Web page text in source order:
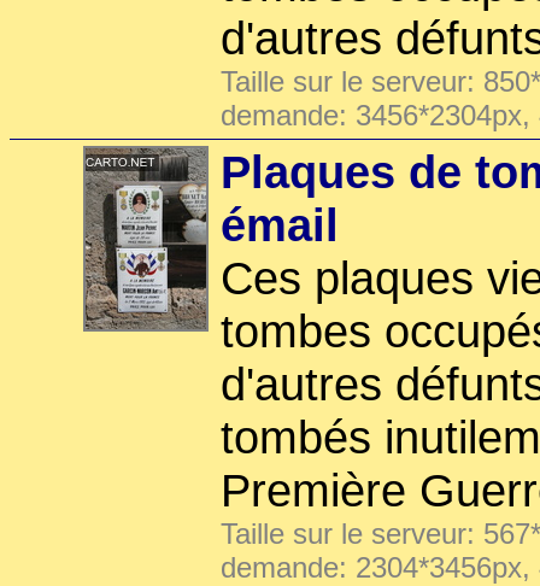
d'autres
Taille sur le serveur:
demande:
Plaques de
émail
Ces plaques
tombes
d'autres
tombés
Première
Taille sur le serveur:
demande: